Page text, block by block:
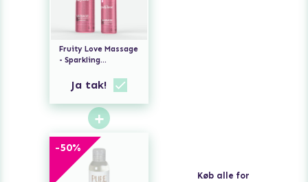
Fruity Love Massage
- Sparkling
Ja tak!
+
-50%
Køb alle for